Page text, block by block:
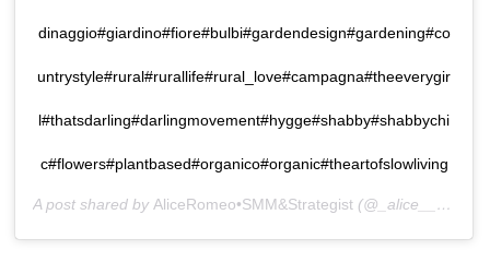
dinaggio#giardino#fiore#bulbi#gardendesign#gardening#co
untrystyle#rural#rurallife#rural_love#campagna#theeverygir
l#thatsdarling#darlingmovement#hygge#shabby#shabbychi
c#flowers#plantbased#organico#organic#theartofslowliving
A post shared by AliceRomeo•SMM&Strategist (@_alice__ally_) on